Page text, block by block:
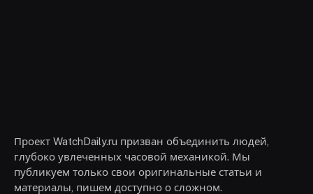
Проект WatchDaily.ru призван объединить людей,
глубоко увлеченных часовой механикой. Мы
публикуем только свои оригинальные статьи и
материалы, пишем доступно о сложном.